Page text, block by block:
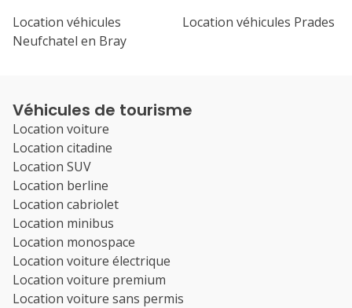
Location véhicules
Neufchatel en Bray
Location véhicules Prades
Véhicules de tourisme
Location voiture
Location citadine
Location SUV
Location berline
Location cabriolet
Location minibus
Location monospace
Location voiture électrique
Location voiture premium
Location voiture sans permis